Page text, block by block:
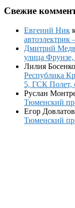
Свежие
Евгений Ник
Дмитрий
улица
Лилия Босенко
Республика
5, ГСК Полет,
Руслан
Тюменский
Егор Довлатов
Тюменский